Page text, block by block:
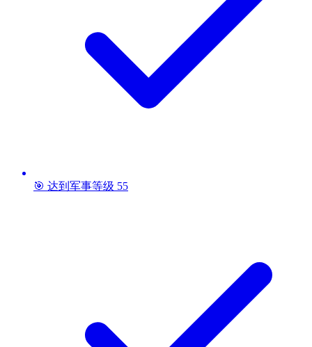
🎯 达到军事等级 55